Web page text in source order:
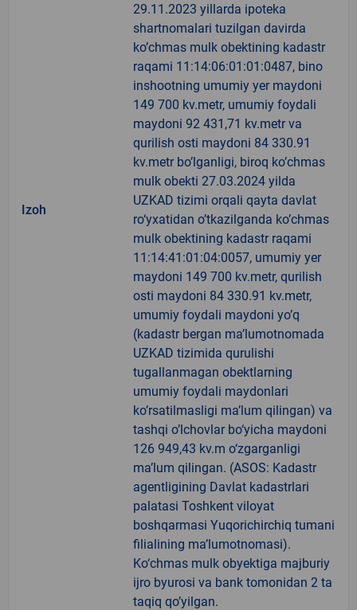
Izoh
29.11.2023 yillarda ipoteka
shartnomalari tuzilgan davirda
ko’chmas mulk obektining kadastr
raqami 11:14:06:01:01:0487, bino
inshootning umumiy yer maydoni
149 700 kv.metr, umumiy foydali
maydoni 92 431,71 kv.metr va
qurilish osti maydoni 84 330.91
kv.metr bo’lganligi, biroq ko’chmas
mulk obekti 27.03.2024 yilda
UZKAD tizimi orqali qayta davlat
ro‘yxatidan o’tkazilganda ko’chmas
mulk obektining kadastr raqami
11:14:41:01:04:0057, umumiy yer
maydoni 149 700 kv.metr, qurilish
osti maydoni 84 330.91 kv.metr,
umumiy foydali maydoni yo’q
(kadastr bergan ma’lumotnomada
UZKAD tizimida qurulishi
tugallanmagan obektlarning
umumiy foydali maydonlari
ko’rsatilmasligi ma’lum qilingan) va
tashqi o’lchovlar bo‘yicha maydoni
126 949,43 kv.m o‘zgarganligi
ma’lum qilingan. (ASOS: Kadastr
agentligining Davlat kadastrlari
palatasi Toshkent viloyat
boshqarmasi Yuqorichirchiq tumani
filialining ma’lumotnomasi).
Ko‘chmas mulk obyektiga majburiy
ijro byurosi va bank tomonidan 2 ta
taqiq qo’yilgan.